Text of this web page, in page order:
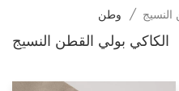
وطن /
الكاكي بولي القطن النسيج